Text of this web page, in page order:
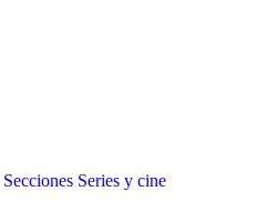
Secciones Series y cine